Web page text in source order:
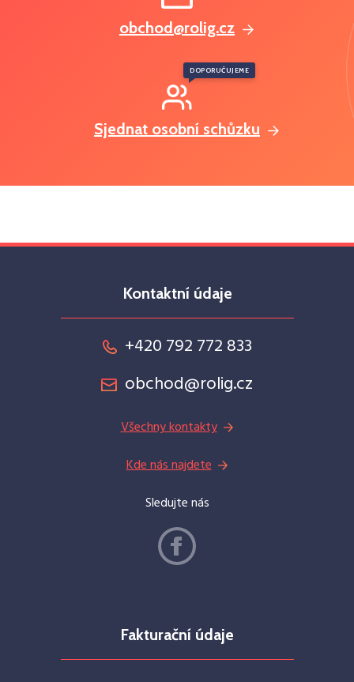
obchod@rolig.cz
Sjednat osobní schůzku
DOPORUČUJEME
Kontaktní údaje
+420 792 772 833
obchod@rolig.cz
Všechny kontakty
Kde nás najdete
Sledujte nás
Fakturační údaje